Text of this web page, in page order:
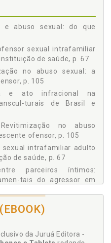
ligados a adoles­centes em
comportamento moral,
par­ricídio e justiça
de Pádua Serafim, p. 123
íntimos: características
situação de cárcere, And
Reyes Ormeño / Maria
direcionado à escola: há
prévio em bullying? Lúcia
/ Jéssica Elena Valle, p.
e abuso sexual: do que
sexual intrafamiliar
de saúde, p. 67
no abuso sexual: a
p. 105
e ato infracional na
turais de Brasil e
no abuso
ofensor, p. 105
intrafamiliar adulto
de saúde, p. 67
parceiros íntimos:
tais do agressor em
de transtornos de
comportamentais de
e ato infracional na
da Juruá Editora -